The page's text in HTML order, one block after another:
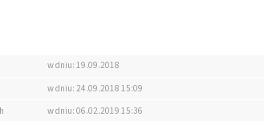
w dniu: 19.09.2018
w dniu: 24.09.2018 15:09
w dniu: 06.02.2019 15:36